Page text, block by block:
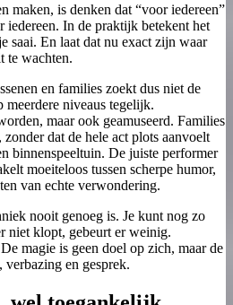
maken, is denken dat “voor iedereen”
iedereen. In de praktijk betekent het
saai. En laat dat nu exact zijn waar
te wachten.
en families zoekt dus niet de
niveaus tegelijk.
maar ook geamuseerd. Families
dat de hele act plots aanvoelt
binnenspeeltuin. De juiste performer
moeiteloos tussen scherpe humor,
van echte verwondering.
nooit genoeg is. Je kunt nog zo
niet klopt, gebeurt er weinig.
magie is geen doel op zich, maar de
verbazing en gesprek.